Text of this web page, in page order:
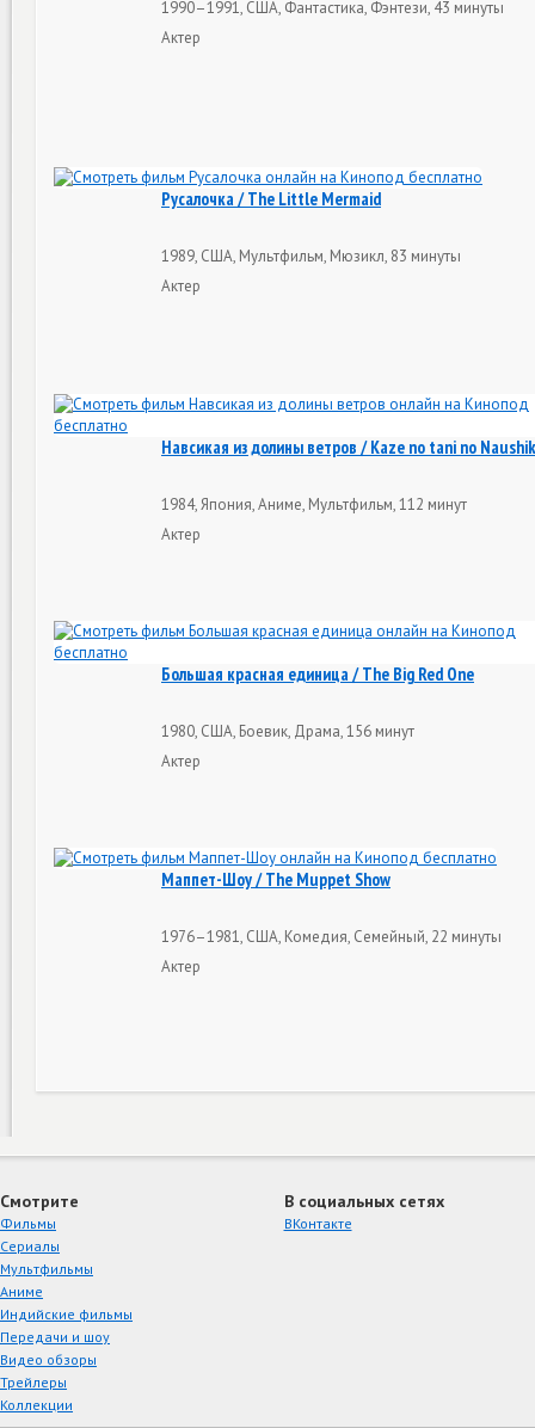
1990–1991, США, Фантастика, Фэнтези, 43 минуты
Актер
Русалочка / The Little Mermaid
1989, США, Мультфильм, Мюзикл, 83 минуты
Актер
Навсикая из долины ветров / Kaze no tani no
1984, Япония, Аниме, Мультфильм, 112 минут
Актер
Большая красная единица / The Big Red One
1980, США, Боевик, Драма, 156 минут
Актер
Маппет-Шоу / The Muppet Show
1976–1981, США, Комедия, Семейный, 22 минуты
Актер
Смотрите
Фильмы
Сериалы
Мультфильмы
Аниме
Индийские фильмы
Передачи и шоу
Видео обзоры
Трейлеры
Коллекции
В социальных сетях
ВКонтакте